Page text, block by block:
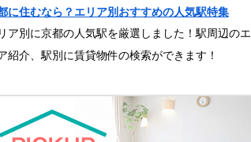
に住むなら？エリア別おすすめの人気駅特集
ア別に京都の人気駅を厳選しました！駅周辺のエ
紹介、駅別に賃貸物件の検索ができます！